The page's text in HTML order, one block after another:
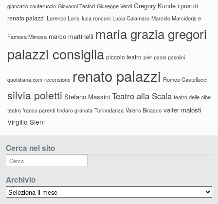
giancarlo cauteruccio Giovanni Testori Giuseppe Verdi Gregory Kunde i post di
renato palazzi Lorenzo Loris luca ronconi Lucia Calamaro Marcido Marcidorjs e
Famosa Mimosa marco martinelli maria grazia gregori
palazzi consiglia piccolo teatro pier paolo pasolini
quotidiana.com recensione renato palazzi Romeo Castellucci
silvia poletti Stefano Massini Teatro alla Scala teatro delle albe
teatro franco parenti tindaro granata Torinodanza Valerio Binasco valter malosti
Virgilio Sieni
Cerca nel sito
Archivio
Archivio